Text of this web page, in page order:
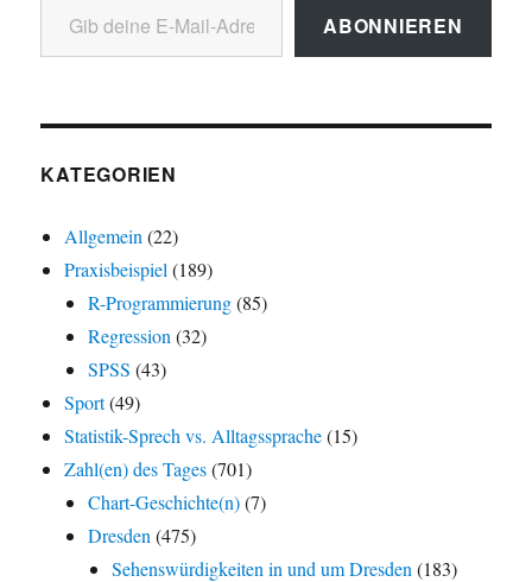
ABONNIEREN
KATEGORIEN
Allgemein (22)
Praxisbeispiel (189)
R-Programmierung(85)
Regression (32)
SPSS (43)
Sport(49)
Statistik-Sprech vs. Alltagssprache(15)
Zahl(en) des Tages(701)
Chart-Geschichte(n)(7)
Dresden (475)
Sehenswürdigkeiten in und um Dresden (183)